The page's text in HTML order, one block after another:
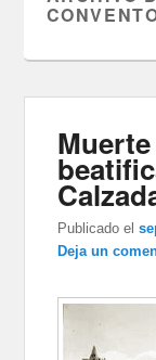
Publicado el
Deja un